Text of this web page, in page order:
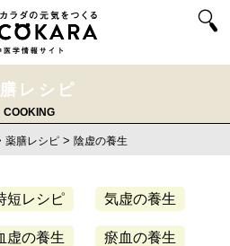
レシピ
COOKING
薬膳レシピ >陰虚の養生
短レシピ 気虚の養生
虚の養生 瘀血の養生